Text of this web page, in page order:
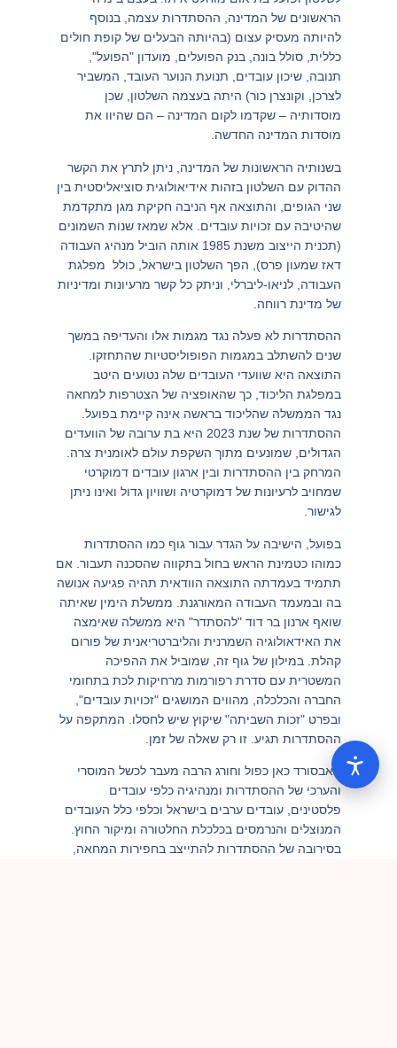
הראשונים של המדינה, ההסתדרות עצמה, בנוסף
להיותה מעסיק עצום (בהיותה הבעלים של קופת חולים
כללית, סולל בונה, בנק הפועלים, מועדון "הפועל",
תנובה, שיכון עובדים, תנועת הנוער העובד, המשביר
לצרכן, וקונצרן כור) היתה בעצמה השלטון, שכן
מוסדותיה – שקדמו לקום המדינה – הם שהיוו את
מוסדות המדינה החדשה.
בשנותיה הראשונות של המדינה, ניתן לתרץ את הקשר
ההדוק עם השלטון בזהות אידיאולוגית סוציאליסטית בין
שני הגופים, והתוצאה אף הניבה חקיקת מגן מתקדמת
שהיטיבה עם זכויות עובדים. אלא שמאז שנות השמונים
(תכנית הייצוב משנת 1985 אותה הוביל מנהיג העבודה
דאז שמעון פרס), הפך השלטון בישראל, כולל מפלגת
העבודה, לניאו-ליברלי, וניתק כל קשר מרעיונות ומדיניות
של מדינת רווחה.
ההסתדרות לא פעלה נגד מגמות אלו והעדיפה במשך
שנים להשתלב במגמות הפופוליסטיות שהתחזקו.
התוצאה היא שוועדי העובדים שלה נטועים היטב
במפלגת הליכוד, כך שהאופציה של הצטרפות למחאה
נגד הממשלה שהליכוד בראשה אינה קיימת בפועל.
ההסתדרות של שנת 2023 היא בת ערובה של הוועדים
הגדולים, שמונעים מתוך השקפת עולם לאומנית צרה.
המרחק בין ההסתדרות ובין ארגון עובדים דמוקרטי
שמחויב לרעיונות של דמוקרטיה ושוויון גדול ואינו ניתן
לגישור.
בפועל, הישיבה על הגדר עבור גוף כמו ההסתדרות
כמוהו כטמינת הראש בחול בתקווה שהסכנה תעבור. אם
תתמיד בעמדתה התוצאה הוודאית תהיה פגיעה אנושה
בה ובמעמד העבודה המאורגנת. ממשלת הימין שאיתה
שואף ארנון בר דוד "להסתדר" היא ממשלה שאימצה
את האידאולוגיה השמרנית והליברטריאנית של פורום
קהלת. במילון של גוף זה, שמוביל את ההפיכה
המשטרית עם סדרת רפורמות מרחיקות לכת בתחומי
החברה והכלכלה, מהווים המושגים "זכויות עובדים",
ובפרט "זכות השביתה" שיקוץ שיש לחסלו. המתקפה על
ההסתדרות תגיע. זו רק שאלה של זמן.
האבסורד כאן כפול וחורג הרבה מעבר לכשל המוסרי
והערכי של ההסתדרות ומנהיגיה כלפי עובדים
פלסטינים, עובדים ערבים בישראל וכלפי כלל העובדים
המנוצלים והנרמסים בכלכלת החלטורה ומיקור החוץ.
בסירובה של ההסתדרות להתייצב בחפירות המחאה,